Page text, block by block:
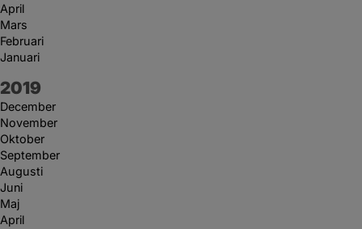
April
Mars
Februari
Januari
År:
2019
December
November
Oktober
September
Augusti
Juni
Maj
April